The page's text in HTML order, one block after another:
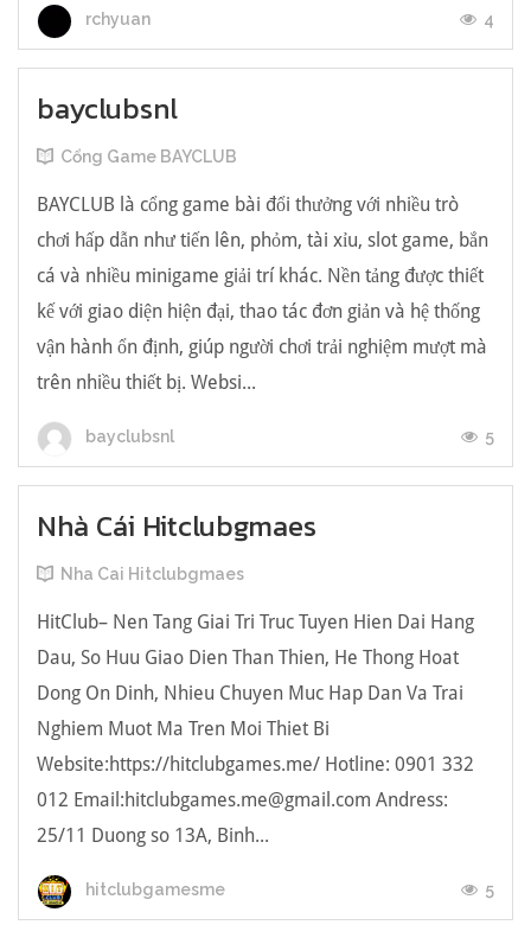
rchyuan 4
bayclubsnl
Cổng Game BAYCLUB
BAYCLUB là cổng game bài đổi thưởng với nhiều trò
chơi hấp dẫn như tiến lên, phỏm, tài xỉu, slot game, bắn
cá và nhiều minigame giải trí khác. Nền tảng được thiết
kế với giao diện hiện đại, thao tác đơn giản và hệ thống
vận hành ổn định, giúp người chơi trải nghiệm mượt mà
trên nhiều thiết bị. Websi...
bayclubsnl 5
Nhà Cái Hitclubgmaes
Nha Cai Hitclubgmaes
HitClub– Nen Tang Giai Tri Truc Tuyen Hien Dai Hang
Dau, So Huu Giao Dien Than Thien, He Thong Hoat
Dong On Dinh, Nhieu Chuyen Muc Hap Dan Va Trai
Nghiem Muot Ma Tren Moi Thiet Bi
Website:https://hitclubgames.me/ Hotline: 0901 332
012 Email:hitclubgames.me@gmail.com Andress:
25/11 Duong so 13A, Binh...
hitclubgamesme 5